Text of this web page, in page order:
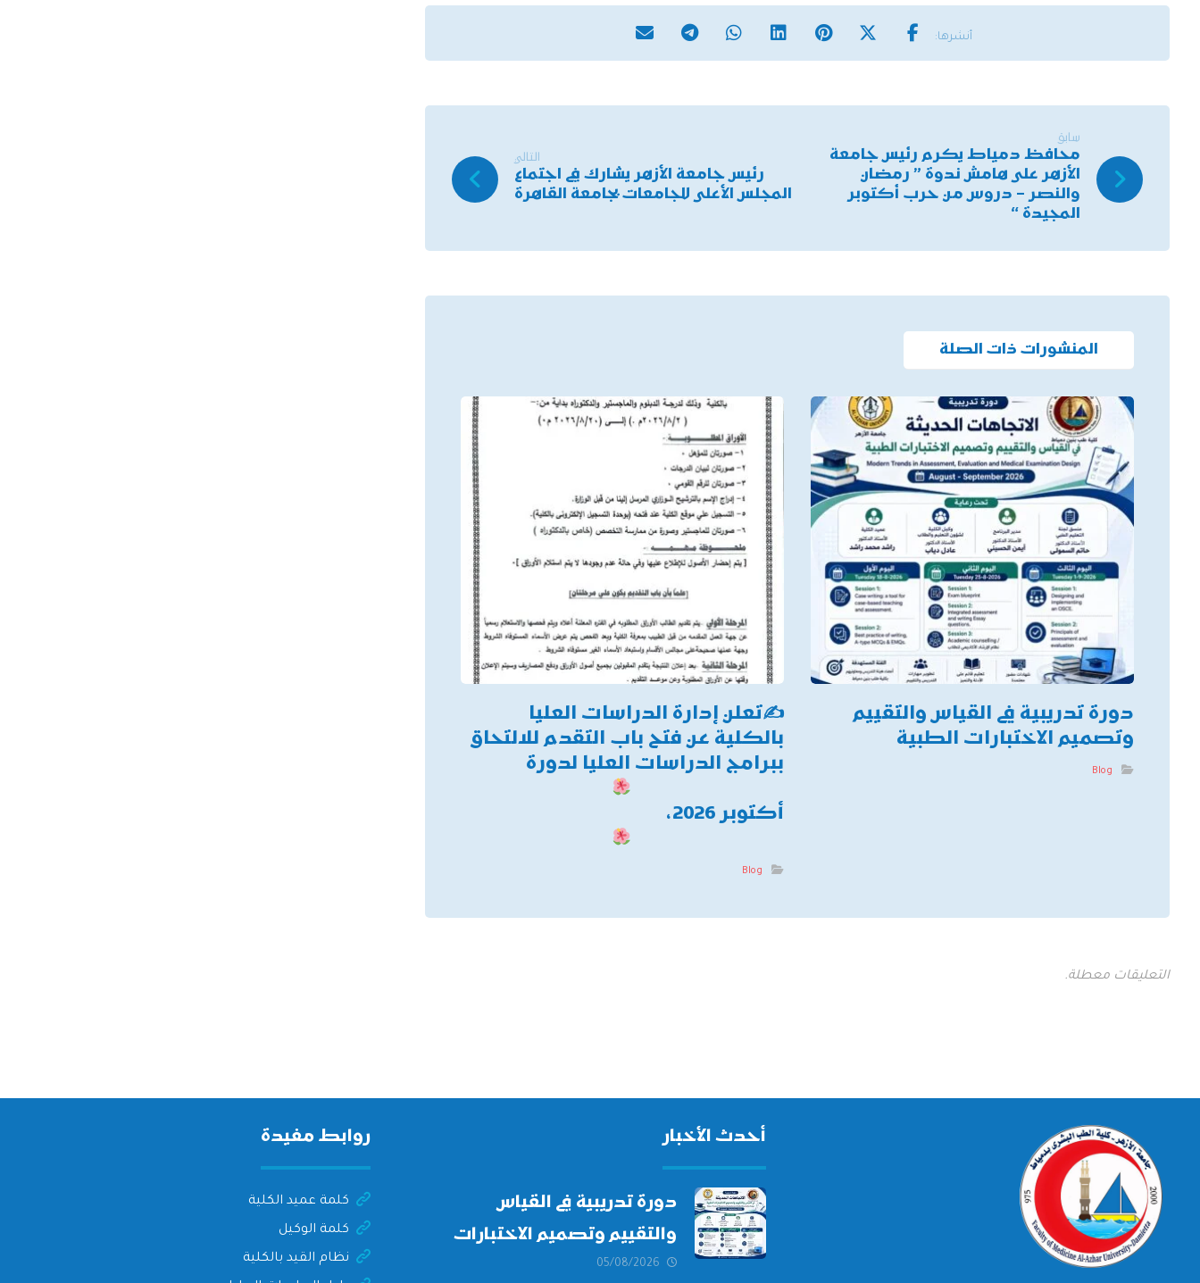
سابق
محافظ دمياط يكرم رئيس جامعة
الأزهر على هامش ندوة ” رمضان
والنصر – دروس من حرب أكتوبر
المجيدة “
التالي
رئيس جامعة الأزهر يشارك في اجتماع
المجلس الأعلى للجامعات بجامعة القاهرة
المنشورات ذات الصلة
دورة تدريبية في القياس والتقييم
وتصميم الاختبارات الطبية
Blog
✍تعلن إدارة الدراسات العليا
بالكلية عن فتح باب التقدم للالتحاق
ببرامج الدراسات العليا لدورة
أكتوبر 2026،
Blog
التعليقات معطلة.
أحدث الأخبار
دورة تدريبية في القياس
والتقييم وتصميم الاختبارات
الطبية
05/08/2026
روابط مفيدة
كلمة عميد الكلية
كلمة الوكيل
نظام القيد بالكلية